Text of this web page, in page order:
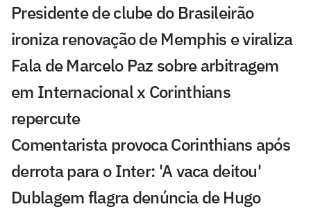
Presidente de clube do Brasileirão
ironiza renovação de Memphis e viraliza
Fala de Marcelo Paz sobre arbitragem
em Internacional x Corinthians
repercute
Comentarista provoca Corinthians após
derrota para o Inter: 'A vaca deitou'
Dublagem flagra denúncia de Hugo